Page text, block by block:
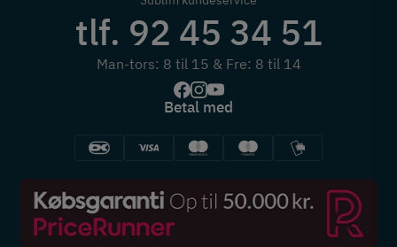
tlf. 92 45 34 51
Man-tors: 8 til 15 & Fre: 8 til 14
Betal med